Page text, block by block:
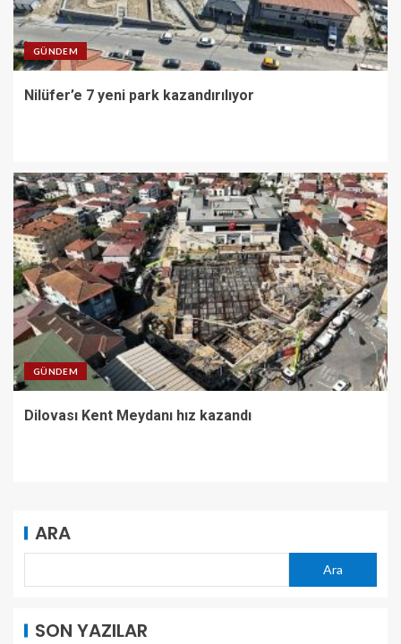
GÜNDEM
Nilüfer’e 7 yeni park kazandırılıyor
GÜNDEM
Dilovası Kent Meydanı hız kazandı
ARA
Ara
SON YAZILAR